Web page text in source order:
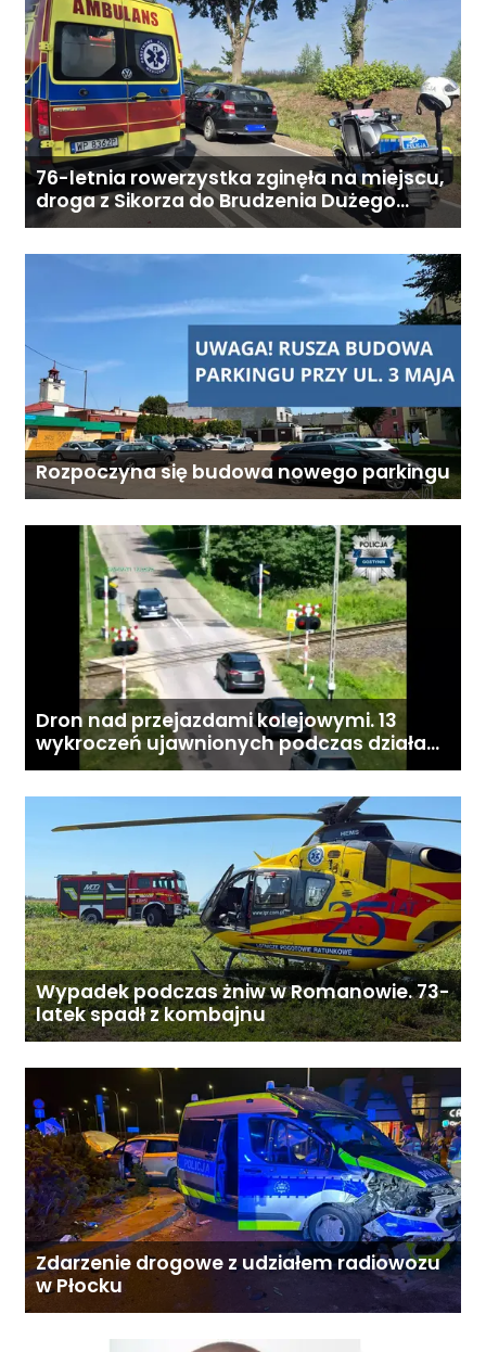
9:00–18:00
76-letnia rowerzystka zginęła na miejscu,
droga z Sikorza do Brudzenia Dużego
zablokowana
Rozpoczyna się budowa nowego parkingu
Dron nad przejazdami kolejowymi. 13
wykroczeń ujawnionych podczas działań
„Bezpieczny przejazd kolejowy”
Wypadek podczas żniw w Romanowie. 73-
latek spadł z kombajnu
Zdarzenie drogowe z udziałem radiowozu
w Płocku